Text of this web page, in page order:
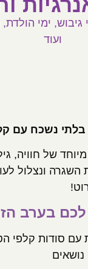
ימי הולדת,
ועוד
נשכח עם
של חוויה,
ונצלול
בערב
עם סודות קלפי